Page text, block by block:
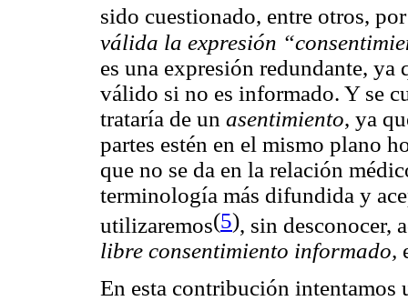
sido cuestionado, entre otros,
válida la expresión
es una expresión redundante,
válido si no es informado. Y se
trataría de un asentimiento, ya
partes estén en el mismo plano
que no se da en la relación
terminología más difundida y
utilizaremos(5), sin desconocer,
libre consentimiento informado,
En esta contribución intentamos